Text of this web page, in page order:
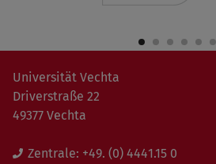
Universität Vechta
Driverstraße 22
49377 Vechta
Zentrale: +49. (0) 4441.15 0